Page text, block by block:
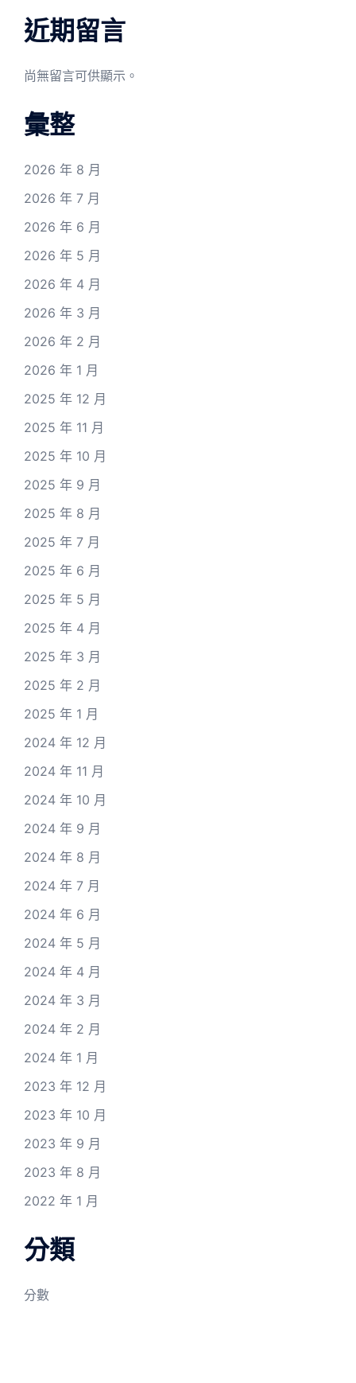
近期留言
尚無留言可供顯示。
彙整
2026 年 8 月
2026 年 7 月
2026 年 6 月
2026 年 5 月
2026 年 4 月
2026 年 3 月
2026 年 2 月
2026 年 1 月
2025 年 12 月
2025 年 11 月
2025 年 10 月
2025 年 9 月
2025 年 8 月
2025 年 7 月
2025 年 6 月
2025 年 5 月
2025 年 4 月
2025 年 3 月
2025 年 2 月
2025 年 1 月
2024 年 12 月
2024 年 11 月
2024 年 10 月
2024 年 9 月
2024 年 8 月
2024 年 7 月
2024 年 6 月
2024 年 5 月
2024 年 4 月
2024 年 3 月
2024 年 2 月
2024 年 1 月
2023 年 12 月
2023 年 10 月
2023 年 9 月
2023 年 8 月
2022 年 1 月
分類
分數